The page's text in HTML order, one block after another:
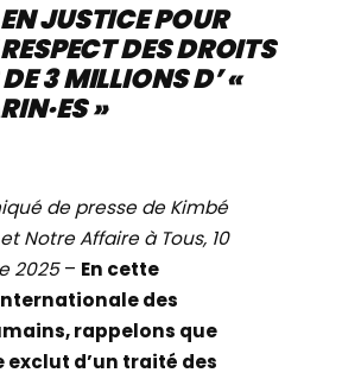
JUSTICE POUR
DES DROITS
3 MILLIONS D’ «
»
de presse de Kimbé
et Notre Affaire à Tous, 10
2025– En cette
des
rappelons que
exclut d’un traité des